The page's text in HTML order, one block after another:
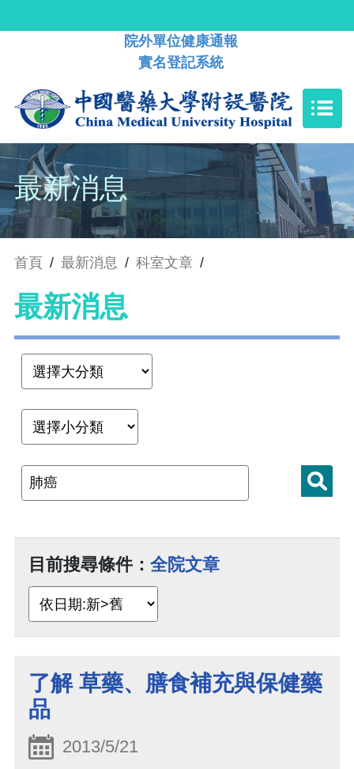
院外單位健康通報
實名登記系統
最新消息
首頁 / 最新消息 / 科室文章 /
最新消息
目前搜尋條件： 全院文章
了解 草藥、膳食補充與保健藥
品
2013/5/21